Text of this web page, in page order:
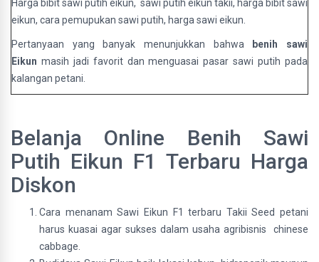
Harga bibit sawi putih eikun, sawi putih eikun takii, harga bibit sawi
eikun, cara pemupukan sawi putih, harga sawi eikun.
Pertanyaan yang banyak menunjukkan bahwa
benih sawi
Eikun masih jadi favorit dan menguasai pasar sawi putih pada
kalangan petani.
Belanja Online Benih Sawi
Putih Eikun F1 Terbaru Harga
Diskon
Cara menanam Sawi Eikun F1 terbaru Takii Seed petani
harus kuasai agar sukses dalam usaha agribisnis chinese
cabbage.